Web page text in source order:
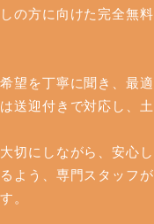
の方に向けた完全無
望を丁寧に聞き、最
送迎付きで対応し、
切にしながら、安心
よう、専門スタッフ
。